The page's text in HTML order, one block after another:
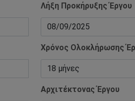
Λήξη Προκήρυξης Έργου
Χρόνος Ολοκλήρωσης
Αρχιτέκτονας Έργου